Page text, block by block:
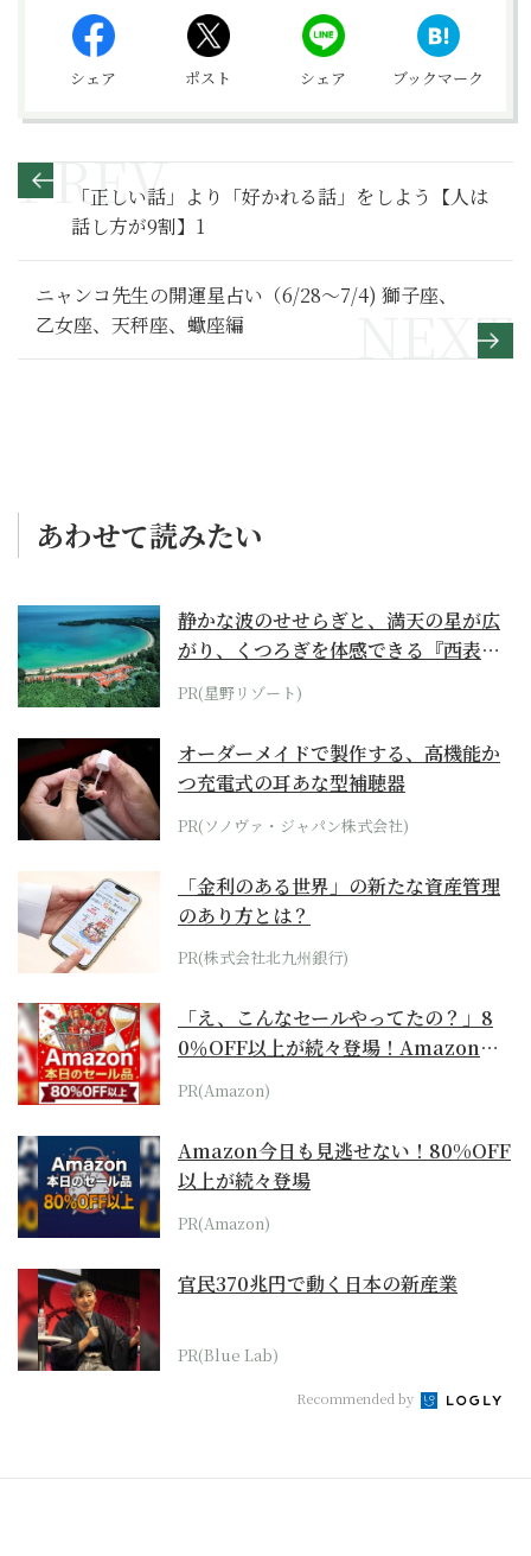
シェア ポスト シェア ブックマーク
「正しい話」より「好かれる話」をしよう【人は
話し方が9割】1
ニャンコ先生の開運星占い（6/28～7/4) 獅子座、
乙女座、天秤座、蠍座編
あわせて読みたい
静かな波のせせらぎと、満天の星が広
がり、くつろぎを体感できる『西表島
ホテル by...
PR(星野リゾート)
オーダーメイドで製作する、高機能か
つ充電式の耳あな型補聴器
PR(ソノヴァ・ジャパン株式会社)
「金利のある世界」の新たな資産管理
のあり方とは？
PR(株式会社北九州銀行)
「え、こんなセールやってたの？」8
0％OFF以上が続々登場！Amazonの
本気が...
PR(Amazon)
Amazon今日も見逃せない！80%OFF
以上が続々登場
PR(Amazon)
官民370兆円で動く日本の新産業
PR(Blue Lab)
Recommended by